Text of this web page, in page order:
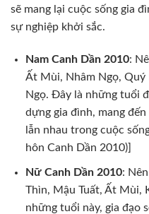
sẽ mang lại cuộc sống gia
sự nghiệp khởi sắc.
Nam Canh Dần 2010:
Ất Mùi, Nhâm Ngọ, Quý
Ngọ. Đây là những tuổi
dựng gia đình, mang
lẫn nhau trong cuộc
hôn Canh Dần 2010)]
Nữ Canh Dần 2010:
Thìn, Mậu Tuất, Ất Mùi,
những tuổi này, gia đạo